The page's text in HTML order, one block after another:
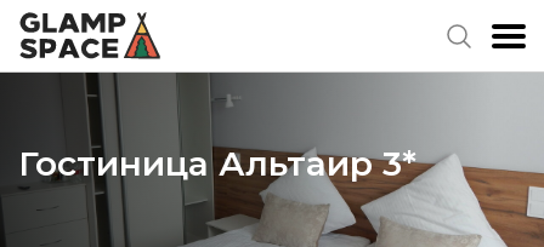
Гостиница Альтаир 3*